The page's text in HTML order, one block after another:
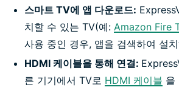
스마트 TV에 앱 다운로드:
치할 수 있는 TV(예: Amazon Fire
사용 중인 경우, 앱을 검색하여 설
HDMI 케이블을 통해 연결:
른 기기에서 TV로 HDMI 케이블 을